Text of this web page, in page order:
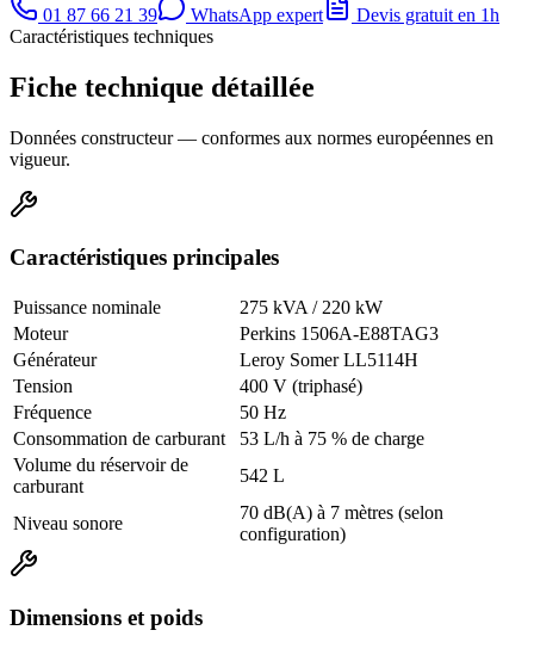
01 87 66 21 39 WhatsApp expert
Devis gratuit en 1h
Caractéristiques techniques
Fiche technique détaillée
Données constructeur — conformes aux normes européennes en
vigueur.
Caractéristiques principales
Puissance nominale
275 kVA / 220 kW
Moteur
Perkins 1506A-E88TAG3
Générateur
Leroy Somer LL5114H
Tension
400 V (triphasé)
Fréquence
50 Hz
Consommation de carburant
53 L/h à 75 % de charge
Volume du réservoir de
carburant
542 L
Niveau sonore
70 dB(A) à 7 mètres (selon
configuration)
Dimensions et poids